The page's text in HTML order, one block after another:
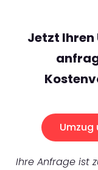
Jetzt Ihren
Ihre Anfrage ist